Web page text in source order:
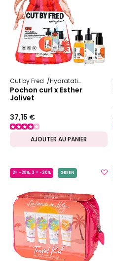
Cut by Fred Hydratation
Pochon curl x Esther
Jolivet
37,15 €
AJOUTER AU PANIER
2= -20%, 3 = -30% GREEN